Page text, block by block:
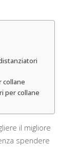
collane
per collane
il migliore
spendere